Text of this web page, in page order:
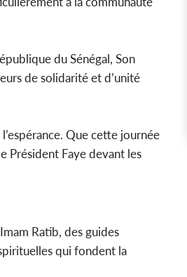
du Sénégal, Son
de solidarité et d’unité
Que cette journée
Président Faye devant les
Ratib, des guides
qui fondent la
SANTÉ
Côte d'Ivoire : Réforme
sanitaire, le gouvernement